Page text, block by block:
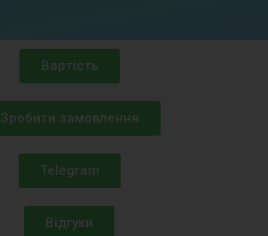
Вартість
Зробити замовлення
Telegram
Відгуки